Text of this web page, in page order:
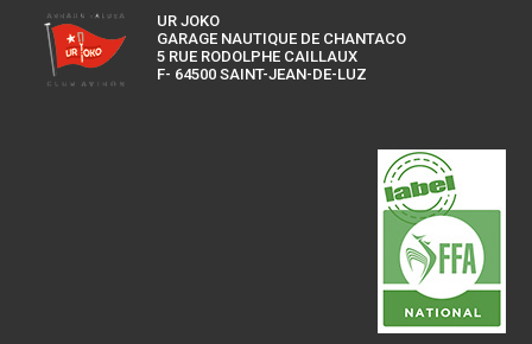
UR JOKO
GARAGE NAUTIQUE DE CHANTACO
5 RUE RODOLPHE CAILLAUX
F- 64500 SAINT-JEAN-DE-LUZ